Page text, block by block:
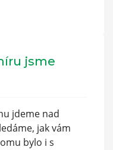
jsme
jdeme nad
jak vám
bylo i s